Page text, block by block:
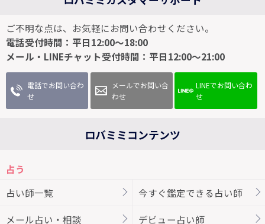
ご不明な点は、お気軽にお問い合わせください。
電話受付時間：平日12:00～18:00
メール・LINEチャット受付時間：平日12:00～21:00
電話でお問い合わ
せ
メールでお問い合
わせ
LINEでお問い合わ
せ
ロバミミコンテンツ
占う
占い師一覧
今すぐ鑑定できる占い師
メール占い・相談 デビュー占い師